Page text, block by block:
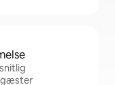
gæster